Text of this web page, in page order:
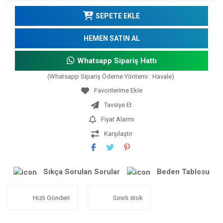
SEPETE EKLE
HEMEN SATIN AL
Whatsapp Sipariş Hattı
(Whatsapp Sipariş Ödeme Yöntemi : Havale)
Tavsiye Et
Fiyat Alarmı
Karşılaştır
Sıkça Sorulan Sorular Beden Tablosu
Hızlı Gönderi Sınırlı stok